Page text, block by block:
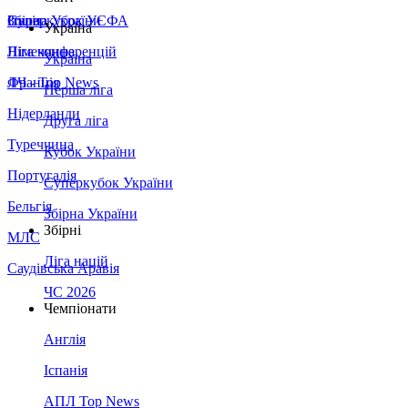
Збірна України
Італія
Німеччина
Франція
Нідерланди
Туреччина
Португалія
Бельгія
МЛС
Саудівська Аравія
Суперкубок УЄФА
Ліга конференцій
ЛЧ - Top News
Україна
Україна
Перша ліга
Друга ліга
Кубок України
Суперкубок України
Збірна України
Збірні
Ліга націй
ЧС 2026
Чемпіонати
Англія
Іспанія
АПЛ Top News